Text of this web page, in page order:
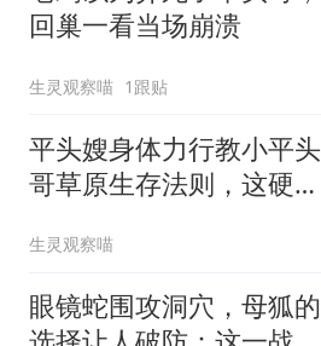
回巢一看当场崩溃
生灵观察喵 1跟贴
平头嫂身体力行教小平头
哥草原生存法则，这硬核
生灵观察喵
眼镜蛇围攻洞穴，母狐的